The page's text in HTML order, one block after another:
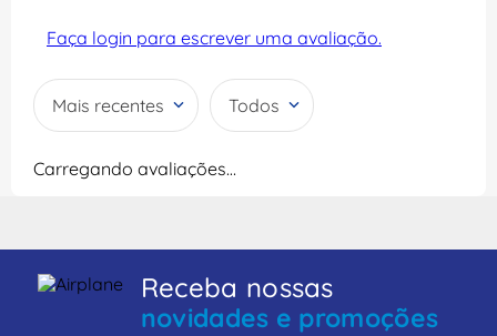
Faça login para escrever uma avaliação.
Mais recentes Todos
Carregando avaliações…
Receba nossas
novidades e promoções